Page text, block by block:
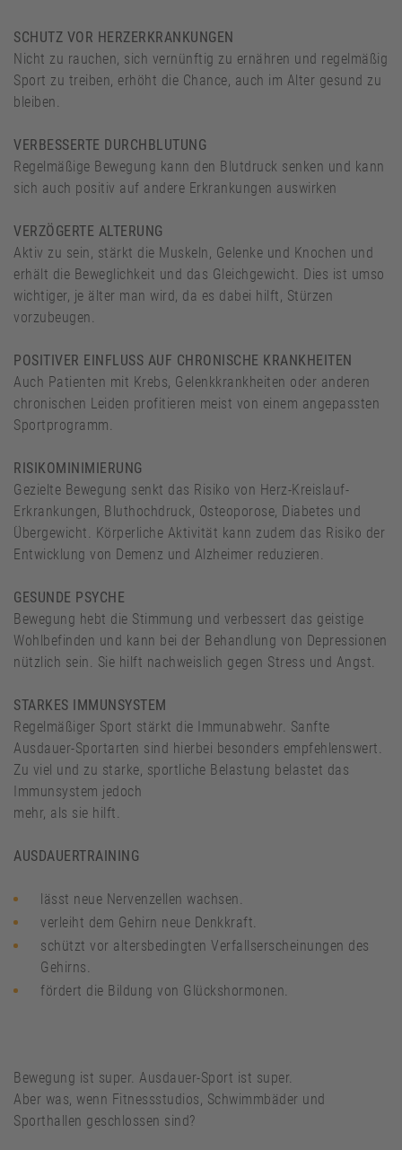
SCHUTZ VOR HERZERKRANKUNGEN
Nicht zu rauchen, sich vernünftig zu ernähren und regelmäßig
Sport zu treiben, erhöht die Chance, auch im Alter gesund zu
bleiben.
VERBESSERTE DURCHBLUTUNG
Regelmäßige Bewegung kann den Blutdruck senken und kann
sich auch positiv auf andere Erkrankungen auswirken
VERZÖGERTE ALTERUNG
Aktiv zu sein, stärkt die Muskeln, Gelenke und Knochen und
erhält die Beweglichkeit und das Gleichgewicht. Dies ist umso
wichtiger, je älter man wird, da es dabei hilft, Stürzen
vorzubeugen.
POSITIVER EINFLUSS AUF CHRONISCHE KRANKHEITEN
Auch Patienten mit Krebs, Gelenkkrankheiten oder anderen
chronischen Leiden profitieren meist von einem angepassten
Sportprogramm.
RISIKOMINIMIERUNG
Gezielte Bewegung senkt das Risiko von Herz-Kreislauf-
Erkrankungen, Bluthochdruck, Osteoporose, Diabetes und
Übergewicht. Körperliche Aktivität kann zudem das Risiko der
Entwicklung von Demenz und Alzheimer reduzieren.
GESUNDE PSYCHE
Bewegung hebt die Stimmung und verbessert das geistige
Wohlbefinden und kann bei der Behandlung von Depressionen
nützlich sein. Sie hilft nachweislich gegen Stress und Angst.
STARKES IMMUNSYSTEM
Regelmäßiger Sport stärkt die Immunabwehr. Sanfte
Ausdauer-Sportarten sind hierbei besonders empfehlenswert.
Zu viel und zu starke, sportliche Belastung belastet das
Immunsystem jedoch
mehr, als sie hilft.
AUSDAUERTRAINING
lässt neue Nervenzellen wachsen.
verleiht dem Gehirn neue Denkkraft.
schützt vor altersbedingten Verfallserscheinungen des
Gehirns.
fördert die Bildung von Glückshormonen.
Bewegung ist super. Ausdauer-Sport ist super.
Aber was, wenn Fitnessstudios, Schwimmbäder und
Sporthallen geschlossen sind?